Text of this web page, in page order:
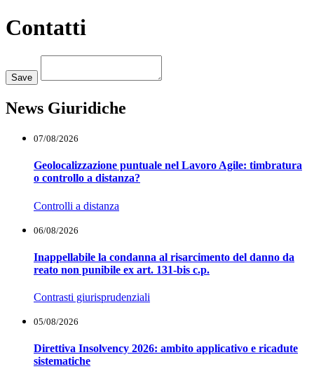
Contatti
Save
News Giuridiche
07/08/2026
Geolocalizzazione puntuale nel Lavoro Agile: timbratura
o controllo a distanza?
Controlli a distanza
06/08/2026
Inappellabile la condanna al risarcimento del danno da
reato non punibile ex art. 131-bis c.p.
Contrasti giurisprudenziali
05/08/2026
Direttiva Insolvency 2026: ambito applicativo e ricadute
sistematiche